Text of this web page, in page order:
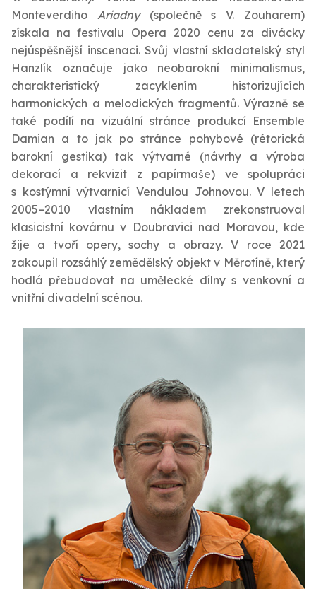
Monteverdiho Ariadny(společně s V. Zouharem)
získala na festivalu Opera 2020 cenu za divácky
nejúspěšnější inscenaci. Svůj vlastní skladatelský styl
Hanzlík označuje jako neobarokní minimalismus,
charakteristický zacyklením historizujících
harmonických a melodických fragmentů. Výrazně se
také podílí na vizuální stránce produkcí Ensemble
Damian a to jak po stránce pohybové (rétorická
barokní gestika) tak výtvarné (návrhy a výroba
dekorací a rekvizit z papírmaše) ve spolupráci
s kostýmní výtvarnicí Vendulou Johnovou. V letech
2005–2010 vlastním nákladem zrekonstruoval
klasicistní kovárnu v Doubravici nad Moravou, kde
žije a tvoří opery, sochy a obrazy. V roce 2021
zakoupil rozsáhlý zemědělský objekt v Měrotíně, který
hodlá přebudovat na umělecké dílny s venkovní a
vnitřní divadelní scénou.